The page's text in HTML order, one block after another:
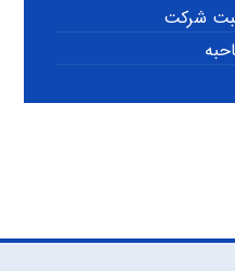
شرکت